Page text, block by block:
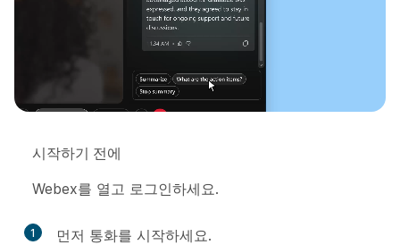
시작하기 전에
Webex를 열고 로그인하세요.
1 먼저 통화를 시작하세요.